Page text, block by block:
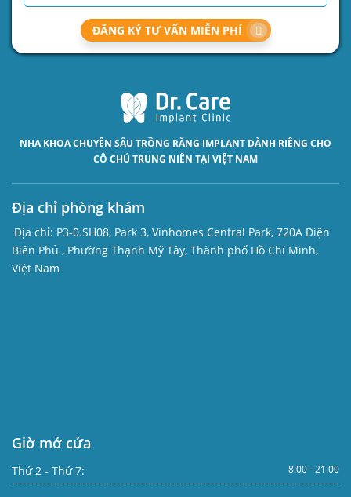
ĐĂNG KÝ TƯ VẤN MIỄN PHÍ
NHA KHOA CHUYÊN SÂU TRỒNG RĂNG IMPLANT DÀNH RIÊNG CHO
CÔ CHÚ TRUNG NIÊN TẠI VIỆT NAM
Địa chỉ phòng khám
Địa chỉ: P3-0.SH08, Park 3, Vinhomes Central Park, 720A Điện
Biên Phủ , Phường Thạnh Mỹ Tây, Thành phố Hồ Chí Minh,
Việt Nam
Giờ mở cửa
Thứ 2 - Thứ 7: 8:00 - 21:00